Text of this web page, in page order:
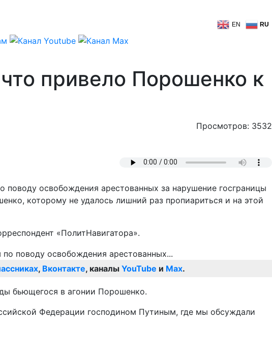
EN RU
привело Порошенко к
Просмотров: 3532
освобождения арестованных за нарушение госграницы
которому не удалось лишний раз пропиариться и на этой
«ПолитНавигатора».
, Вконтакте, каналы YouTube и Max.
бьющегося в агонии Порошенко.
Федерации господином Путиным, где мы обсуждали